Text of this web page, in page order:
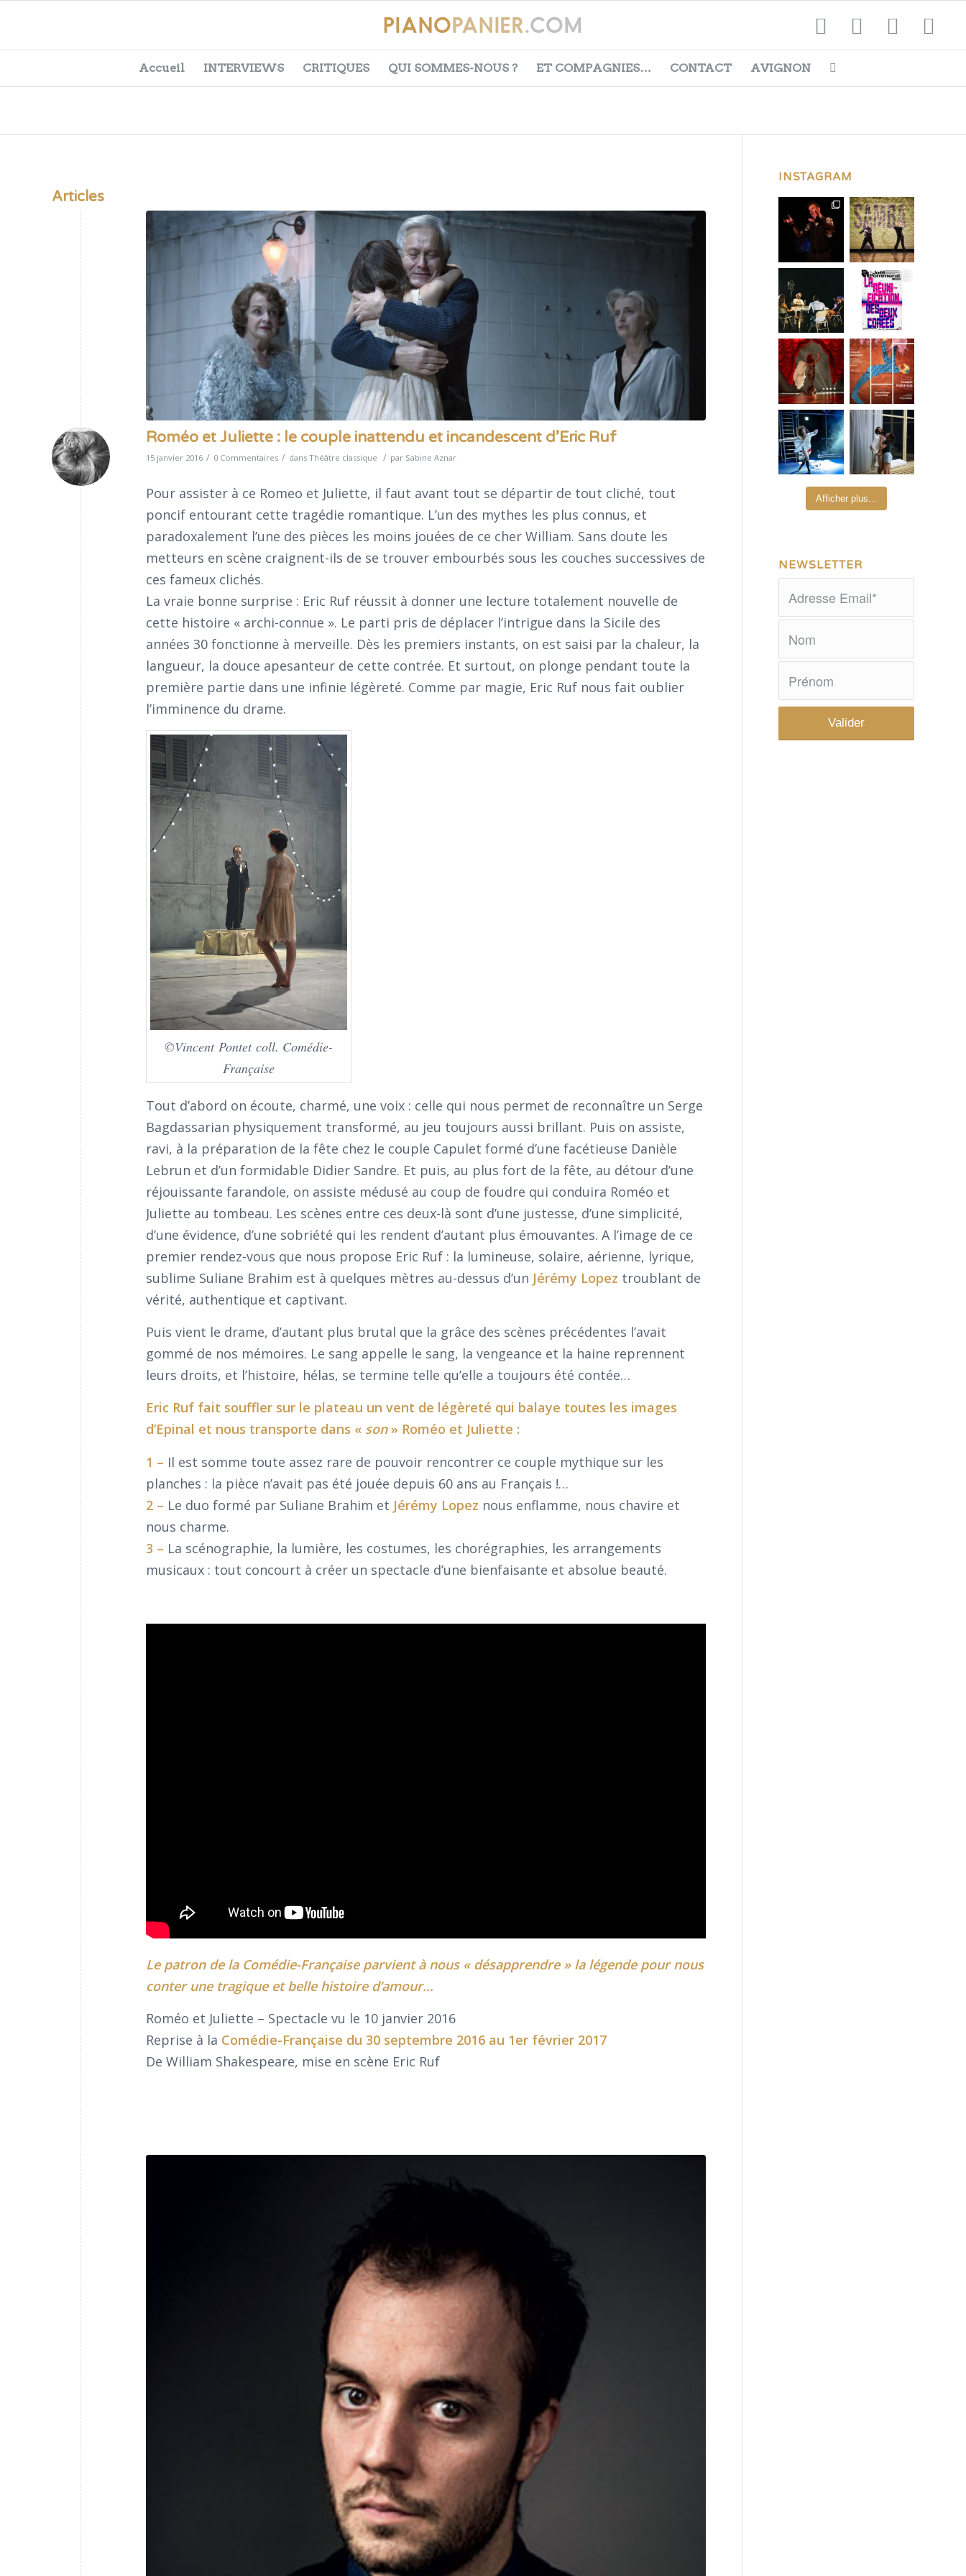
Accueil INTERVIEWS CRITIQUES QUI SOMMES-NOUS ? ET COMPAGNIES… CONTACT AVIGNON
Articles
Roméo et Juliette : le couple inattendu et incandescent d’Eric Ruf
15 janvier 2016 / 0 Commentaires / dans Théâtre classique / par Sabine Aznar
Pour assister à ce Romeo et Juliette, il faut avant tout se départir de tout cliché, tout
poncif entourant cette tragédie romantique. L’un des mythes les plus connus, et
paradoxalement l’une des pièces les moins jouées de ce cher William. Sans doute les
metteurs en scène craignent-ils de se trouver embourbés sous les couches successives de
ces fameux clichés.
La vraie bonne surprise : Eric Ruf réussit à donner une lecture totalement nouvelle de
cette histoire « archi-connue ». Le parti pris de déplacer l’intrigue dans la Sicile des
années 30 fonctionne à merveille. Dès les premiers instants, on est saisi par la chaleur, la
langueur, la douce apesanteur de cette contrée. Et surtout, on plonge pendant toute la
première partie dans une infinie légèreté. Comme par magie, Eric Ruf nous fait oublier
l’imminence du drame.
©Vincent Pontet coll. Comédie-
Française
Tout d’abord on écoute, charmé, une voix : celle qui nous permet de reconnaître un Serge
Bagdassarian physiquement transformé, au jeu toujours aussi brillant. Puis on assiste,
ravi, à la préparation de la fête chez le couple Capulet formé d’une facétieuse Danièle
Lebrun et d’un formidable Didier Sandre. Et puis, au plus fort de la fête, au détour d’une
réjouissante farandole, on assiste médusé au coup de foudre qui conduira Roméo et
Juliette au tombeau. Les scènes entre ces deux-là sont d’une justesse, d’une simplicité,
d’une évidence, d’une sobriété qui les rendent d’autant plus émouvantes. A l’image de ce
premier rendez-vous que nous propose Eric Ruf : la lumineuse, solaire, aérienne, lyrique,
sublime Suliane Brahim est à quelques mètres au-dessus d’un Jérémy Lopez troublant de
vérité, authentique et captivant.
Puis vient le drame, d’autant plus brutal que la grâce des scènes précédentes l’avait
gommé de nos mémoires. Le sang appelle le sang, la vengeance et la haine reprennent
leurs droits, et l’histoire, hélas, se termine telle qu’elle a toujours été contée…
Eric Ruf fait souffler sur le plateau un vent de légèreté qui balaye toutes les images
d’Epinal et nous transporte dans « son» Roméo et Juliette :
1 – Il est somme toute assez rare de pouvoir rencontrer ce couple mythique sur les
planches : la pièce n’avait pas été jouée depuis 60 ans au Français !…
2 – Le duo formé par Suliane Brahim et Jérémy Lopez nous enflamme, nous chavire et
nous charme.
3 – La scénographie, la lumière, les costumes, les chorégraphies, les arrangements
musicaux : tout concourt à créer un spectacle d’une bienfaisante et absolue beauté.
Le patron de la Comédie-Française parvient à nous « désapprendre » la légende pour nous
conter une tragique et belle histoire d’amour…
Roméo et Juliette – Spectacle vu le 10 janvier 2016
Reprise à la Comédie-Française du 30 septembre 2016 au 1er février 2017
De William Shakespeare, mise en scène Eric Ruf
INSTAGRAM
Afficher plus...
NEWSLETTER